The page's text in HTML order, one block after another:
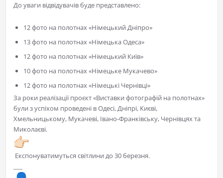
До уваги відвідувачів буде представлено:
12 фото на полотнах «Німецький Дніпро»
13 фото на полотнах «Німецька Одеса»
12 фото на полотнах «Німецький Київ»
10 фото на полотнах «Німецьке Мукачево»
12 фото на полотнах «Німецькі Чернівці»
За роки реалізації проєкт «Виставки фотографій на полотнах»
були з успіхом проведені в Одесі, Дніпрі, Києві,
Хмельницькому, Мукачеві, Івано-Франківську, Чернівцях та
Миколаєві.
Експонуватимуться світлини до 30 березня.